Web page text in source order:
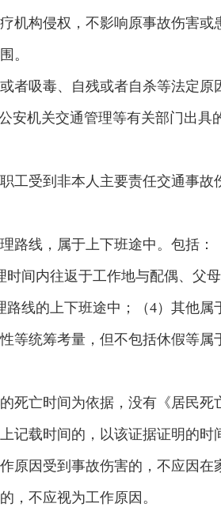
机构侵权，不影响原事故伤害或
。
吸毒、自残或者自杀等法定原
安机关交通管理等有关部门出具
工受到非本人主要责任交通事故
路线，属于上下班途中。包括：
间内往返于工作地与配偶、父
线的上下班途中；（4）其他属
等统筹考量，但不包括休假等属
亡时间为依据，没有《居民死
记载时间的，以该证据证明的时
原因受到事故伤害的，不应因在
，不应视为工作原因。